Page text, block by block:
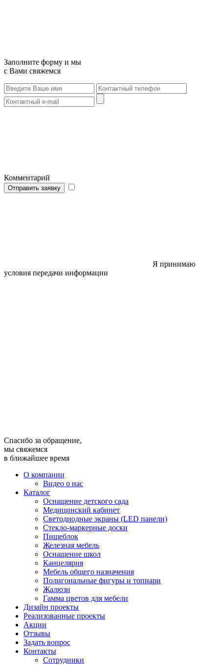
Заполните форму и мы
с Вами свяжемся
Комментарий
Отправить заявку
Я принимаю
условия передачи информации
Спасибо за обращение,
мы свяжемся
в ближайшее время
О компании
Видео о нас
Каталог
Оснащение детского сада
Медицинский кабинет
Светодиодные экраны (LED панели)
Стекло-маркерные доски
Пищеблок
Железная мебель
Оснащение школ
Канцелярия
Мебель общего назначения
Полигональные фигуры и топиари
Жалюзи
Гамма цветов для мебели
Дизайн проекты
Реализованные проекты
Акции
Отзывы
Задать вопрос
Контакты
Сотрудники